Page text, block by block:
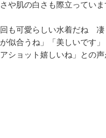
や肌の白さも際立っていま
も可愛らしい水着だね 凄
似合うね」「美しいです
ショット嬉しいね」との声